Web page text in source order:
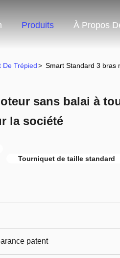
Produits À Propos
De Trépied> Smart Standard 3 bras
sans balai à
la société
Tourniquet de taille standard
patent